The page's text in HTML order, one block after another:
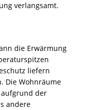
verlangsamt.
die Erwärmung
liefern
Die Wohnräume
der
andere